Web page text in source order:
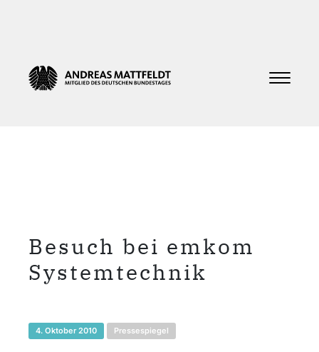
Besuch bei emkom
Systemtechnik
4. Oktober 2010 Pressespiegel